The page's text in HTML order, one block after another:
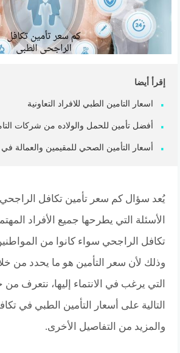
إقرأ أيضا
اسعار التامين الطبي للافراد التعاونية
أفضل تأمين للحمل والولاده من شركات
أسعار التأمين الصحي للمقيمين والعمالة
يُعد سؤال كم سعر تأمين تكافل
الأسئلة التي يطرحها جميع الأفراد
تكافل الراجحي سواء كانوا من
وذلك لأن سعر التأمين هو ما يحدد من
التي يرغب في الانتماء إليها، نتعرف
التالية على أسعار التأمين الطبي في
والمزيد من التفاصيل الأخرى.